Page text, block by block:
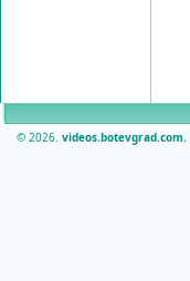
© 2026. videos.botevgrad.com.